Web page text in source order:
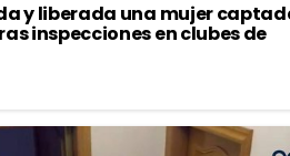
y liberada una mujer
inspecciones en clubes de